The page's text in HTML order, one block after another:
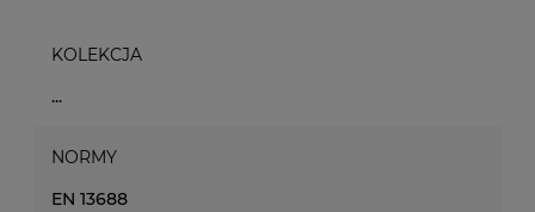
KOLEKCJA
...
NORMY
EN 13688